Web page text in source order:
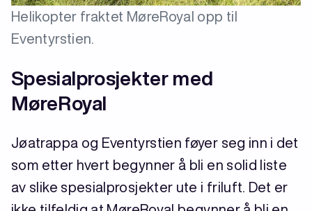
Helikopter fraktet MøreRoyal opp til
Eventyrstien.
Spesialprosjekter med
MøreRoyal
Jøatrappa og Eventyrstien føyer seg inn i det
som etter hvert begynner å bli en solid liste
av slike spesialprosjekter ute i friluft. Det er